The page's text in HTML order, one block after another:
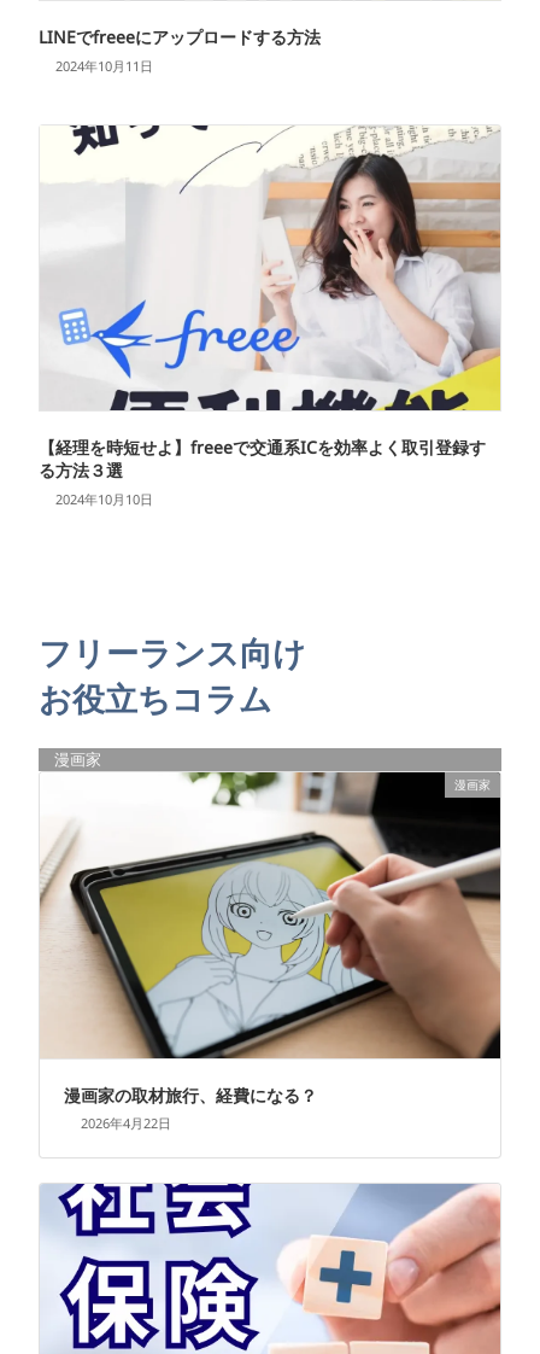
LINEでfreeeにアップロードする方法
2024年10月11日
【経理を時短せよ】freeeで交通系ICを効率よく取引登録す
る方法３選
2024年10月10日
フリーランス向け
お役立ちコラム
漫画家
漫画家
漫画家の取材旅行、経費になる？
2026年4月22日